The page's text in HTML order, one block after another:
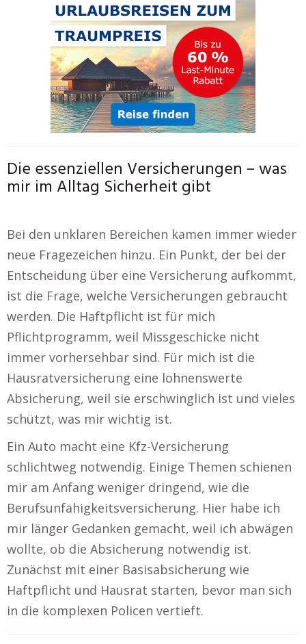
Die essenziellen Versicherungen – was
mir im Alltag Sicherheit gibt
Bei den unklaren Bereichen kamen immer wieder
neue Fragezeichen hinzu. Ein Punkt, der bei der
Entscheidung über eine Versicherung aufkommt,
ist die Frage, welche Versicherungen gebraucht
werden. Die Haftpflicht ist für mich
Pflichtprogramm, weil Missgeschicke nicht
immer vorhersehbar sind. Für mich ist die
Hausratversicherung eine lohnenswerte
Absicherung, weil sie erschwinglich ist und vieles
schützt, was mir wichtig ist.
Ein Auto macht eine Kfz-Versicherung
schlichtweg notwendig. Einige Themen schienen
mir am Anfang weniger dringend, wie die
Berufsunfähigkeitsversicherung. Hier habe ich
mir länger Gedanken gemacht, weil ich abwägen
wollte, ob die Absicherung notwendig ist.
Zunächst mit einer Basisabsicherung wie
Haftpflicht und Hausrat starten, bevor man sich
in die komplexen Policen vertieft.